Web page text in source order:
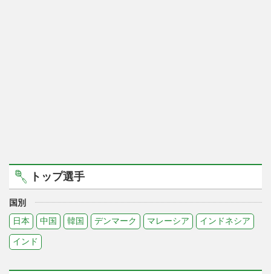
トップ選手
国別
日本
中国 韓国 デンマーク マレーシア インドネシア
インド